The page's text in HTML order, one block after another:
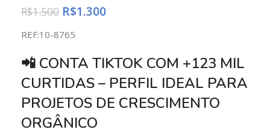
R$1.500 R$1.300
REF:10-8765
📲 CONTA TIKTOK COM +123 MIL
CURTIDAS – PERFIL IDEAL PARA
PROJETOS DE CRESCIMENTO
ORGÂNICO